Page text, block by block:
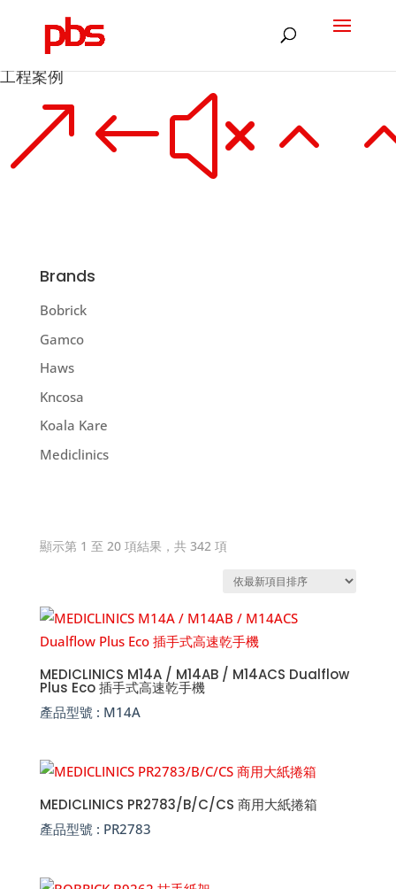
工程案例
Brands
Bobrick
Gamco
Haws
Kncosa
Koala Kare
Mediclinics
顯示第 1 至 20 項結果，共 342 項依
銷
度
排
MEDICLINICS M14A / M14AB / M14ACS Dualflow
Plus Eco 插手式高速乾手機
產品型號 : M14A
MEDICLINICS PR2783/B/C/CS 商用大紙捲箱
產品型號 : PR2783